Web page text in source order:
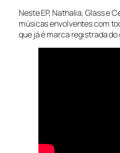
Neste EP, Nathalia, Glass e
músicas envolventes com
que já é marca registrada do